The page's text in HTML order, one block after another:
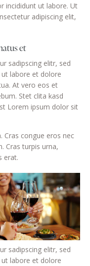
incididunt ut labore. Ut
adipiscing elit,
et
sadipscing elitr, sed
labore et dolore
At vero eos et
Stet clita kasd
Lorem ipsum dolor sit
Cras congue eros nec
Cras turpis urna,
erat.
sadipscing elitr, sed
labore et dolore